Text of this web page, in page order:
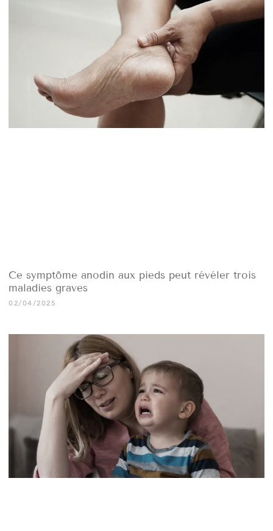
Ce symptôme anodin aux pieds peut révéler trois
maladies graves
02/04/2025